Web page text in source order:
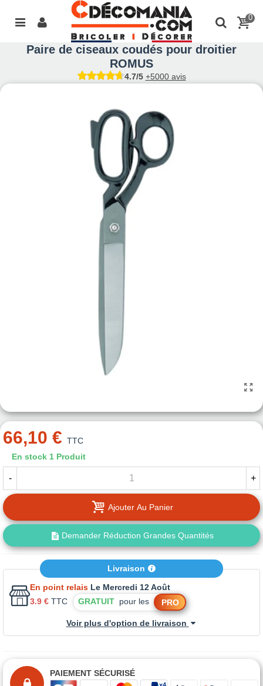
0
Paire de ciseaux coudés pour droitier
ROMUS
4.7/5 +5000 avis
66,10 € TTC
En stock 1 Produit
- +
Ajouter Au Panier
Demander Réduction Grandes Quantités
Livraison
En point relais Le Mercredi 12 Août
3.9 € TTC GRATUIT pour les PRO
Voir plus d'option de livraison
PAIEMENT SÉCURISÉ